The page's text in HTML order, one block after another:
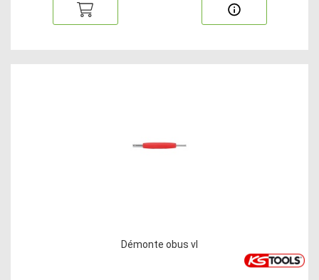
Démonte obus vl